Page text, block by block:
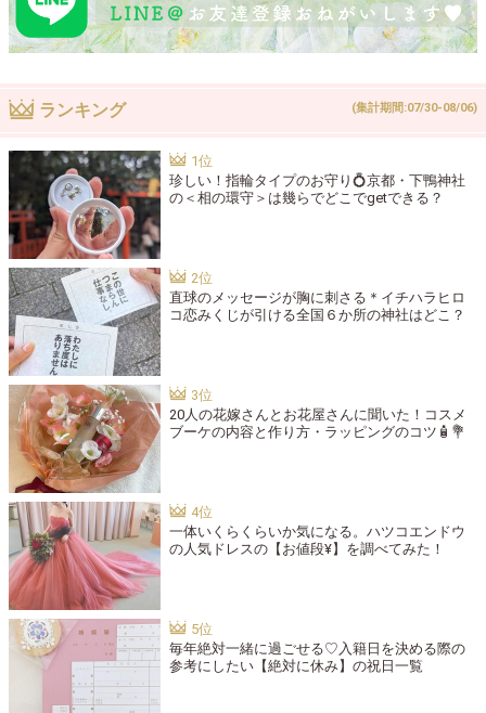
ランキング (集計期間:07/30-08/06)
珍しい！指輪タイプのお守り💍京都・下鴨神社
の＜相の環守＞は幾らでどこでgetできる？
直球のメッセージが胸に刺さる＊イチハラヒロ
コ恋みくじが引ける全国６か所の神社はどこ？
20人の花嫁さんとお花屋さんに聞いた！コスメ
ブーケの内容と作り方・ラッピングのコツ🧴💐
一体いくらくらいか気になる。ハツコエンドウ
の人気ドレスの【お値段¥】を調べてみた！
毎年絶対一緒に過ごせる♡入籍日を決める際の
参考にしたい【絶対に休み】の祝日一覧